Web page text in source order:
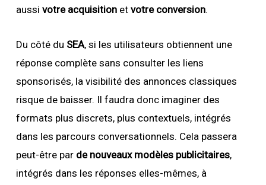
aussi votre acquisitionet votre conversion.
Du côté du SEA, si les utilisateurs obtiennent une
réponse complète sans consulter les liens
sponsorisés, la visibilité des annonces classiques
risque de baisser. Il faudra donc imaginer des
formats plus discrets, plus contextuels, intégrés
dans les parcours conversationnels. Cela passera
peut-être par de nouveaux modèles publicitaires,
intégrés dans les réponses elles-mêmes, à